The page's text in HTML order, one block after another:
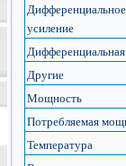
Дифференциальное
усиление
Другие
Мощность
Потребляемая
Температура